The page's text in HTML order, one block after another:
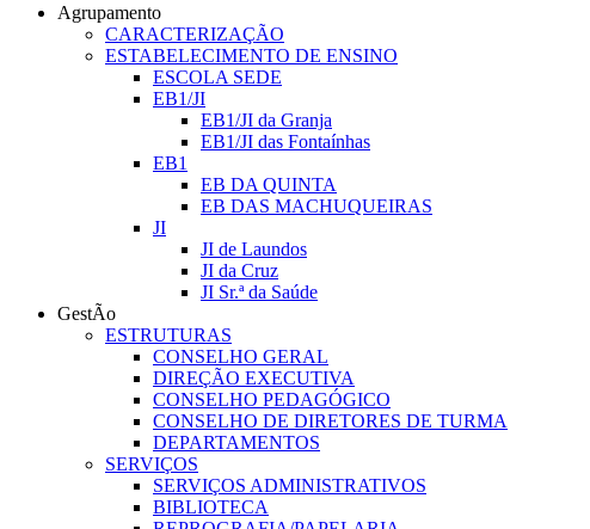
Agrupamento
CARACTERIZAÇÃO
ESTABELECIMENTO DE ENSINO
ESCOLA SEDE
EB1/JI
EB1/JI da Granja
EB1/JI das Fontaínhas
EB1
EB DA QUINTA
EB DAS MACHUQUEIRAS
JI
JI de Laundos
JI da Cruz
JI Sr.ª da Saúde
GestÃo
ESTRUTURAS
CONSELHO GERAL
DIREÇÃO EXECUTIVA
CONSELHO PEDAGÓGICO
CONSELHO DE DIRETORES DE TURMA
DEPARTAMENTOS
SERVIÇOS
SERVIÇOS ADMINISTRATIVOS
BIBLIOTECA